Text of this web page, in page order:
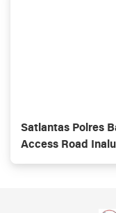
Satlantas Polres
Access Road